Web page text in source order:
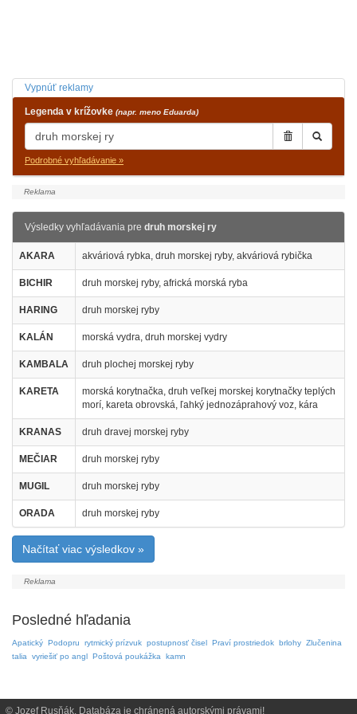
Vypnúť reklamy
Legenda v krížovke (napr. meno Eduarda)
Podrobné vyhľadávanie »
Výsledky vyhľadávania pre druh morskej ry
AKARA akváriová rybka, druh morskej ryby, akváriová rybička
BICHIR druh morskej ryby, africká morská ryba
HARING druh morskej ryby
KALÁN morská vydra, druh morskej vydry
KAMBALA druh plochej morskej ryby
KARETA
morská korytnačka, druh veľkej morskej korytnačky teplých
morí, kareta obrovská, ľahký jednozáprahový voz, kára
KRANAS druh dravej morskej ryby
MEČIAR druh morskej ryby
MUGIL druh morskej ryby
ORADA druh morskej ryby
Načítať viac výsledkov »
Posledné hľadania
Apatický Podopru rytmický prízvuk postupnosť čisel Praví prostriedok brlohy Zlučenina
talia
vyriešiť po angl Poštová poukážka kamn
© Jozef Rusňák. Databáza je chránená autorskými právami!